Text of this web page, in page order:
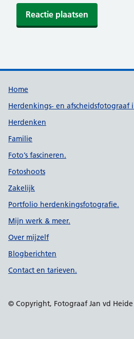
Support links
Home
Herdenkings- en afscheidsfotograaf
Herdenken
Familie
Foto’s fascineren.
Fotoshoots
Zakelijk
Portfolio herdenkingsfotografie.
Mijn werk & meer.
Over mijzelf
Blogberichten
Contact en tarieven.
© Copyright, Fotograaf Jan vd Heide